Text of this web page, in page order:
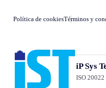
Política de cookiesTérminos y
iP Sys
ISO 20022